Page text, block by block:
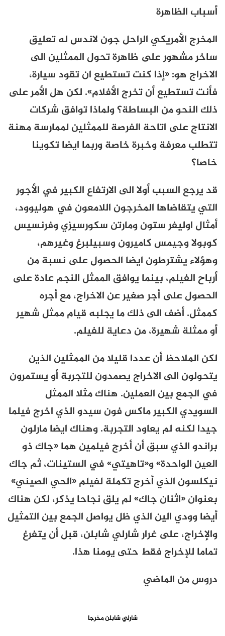
أسباب الظاهرة
المخرج الأمريكي الراحل جون لاندس له تعليق
ساخر مشهور على ظاهرة تحول الممثلين الى
الاخراج هو: «إذا كنت تستطيع ان تقود سيارة،
فأنت تستطيع أن تخرج الأفلام». لكن هل الأمر على
ذلك النحو من البساطة؟ ولماذا توافق شركات
الانتاج على اتاحة الفرصة للممثلين لممارسة مهنة
تتطلب معرفة وخبرة خاصة وربما ايضا تكوينا
خاصا؟
قد يرجع السبب أولا الى الارتفاع الكبير في الأجور
التي يتقاضاها المخرجون اللامعون في هوليوود،
أمثال اوليفر ستون ومارتن سكورسيزي وفرنسيس
كوبولا وجيمس كاميرون وسبيلبرغ وغيرهم،
وهؤلاء يشترطون ايضا الحصول على نسبة من
أرباح الفيلم، بينما يوافق الممثل النجم عادة على
الحصول على أجر صغير عن الاخراج، مع أجره
كممثل. أضف الى ذلك ما يجلبه قيام ممثل شهير
أو ممثلة شهيرة، من دعاية للفيلم.
لكن الملاحظ أن عددا قليلا من الممثلين الذين
يتحولون الى الاخراج يصمدون للتجربة أو يستمرون
في الجمع بين العملين. هناك مثلا الممثل
السويدي الكبير ماكس فون سيدو الذي اخرج فيلما
جيدا لكنه لم يعاود التجربة. وهناك ايضا مارلون
براندو الذي سبق أن أخرج فيلمين هما «جاك ذو
العين الواحدة» و«تاهيتي» في الستينات، ثم جاك
نيكلسون الذي أخرج تكملة لفيلم «الحي الصيني»
بعنوان «اثنان جاك» لم يلق نجاحا يذكر، لكن هناك
أيضا وودي الين الذي ظل يواصل الجمع بين التمثيل
والإخراج، على غرار شارلي شابلن، قبل أن يتفرغ
تماما للإخراج فقط حتى يومنا هذا.
دروس من الماضي
شارلي شابلن مخرجا